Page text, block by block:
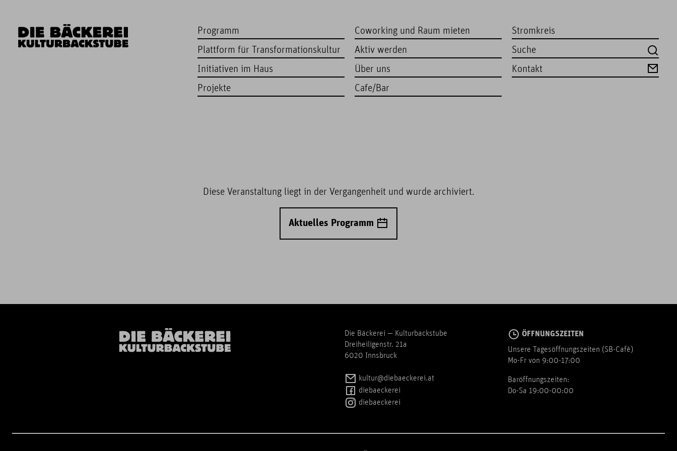
Programm
Plattform für Transformationskultur
Initiativen im Haus
Projekte
Coworking und Raum mieten
Aktiv werden
Über uns
Cafe/Bar
Stromkreis
Kontakt
Diese Veranstaltung liegt in der Vergangenheit und wurde archiviert.
Aktuelles Programm
Die Bäckerei — Kulturbackstube
Dreiheiligenstr. 21a
6020 Innsbruck
kultur@diebaeckerei.at
diebaeckerei
diebaeckerei
ÖFFNUNGSZEITEN
Unsere Tagesöffnungszeiten (SB-Cafè)
Mo-Fr von 9:00-17:00
Baröffnungszeiten:
Do-Sa 19:00-00:00